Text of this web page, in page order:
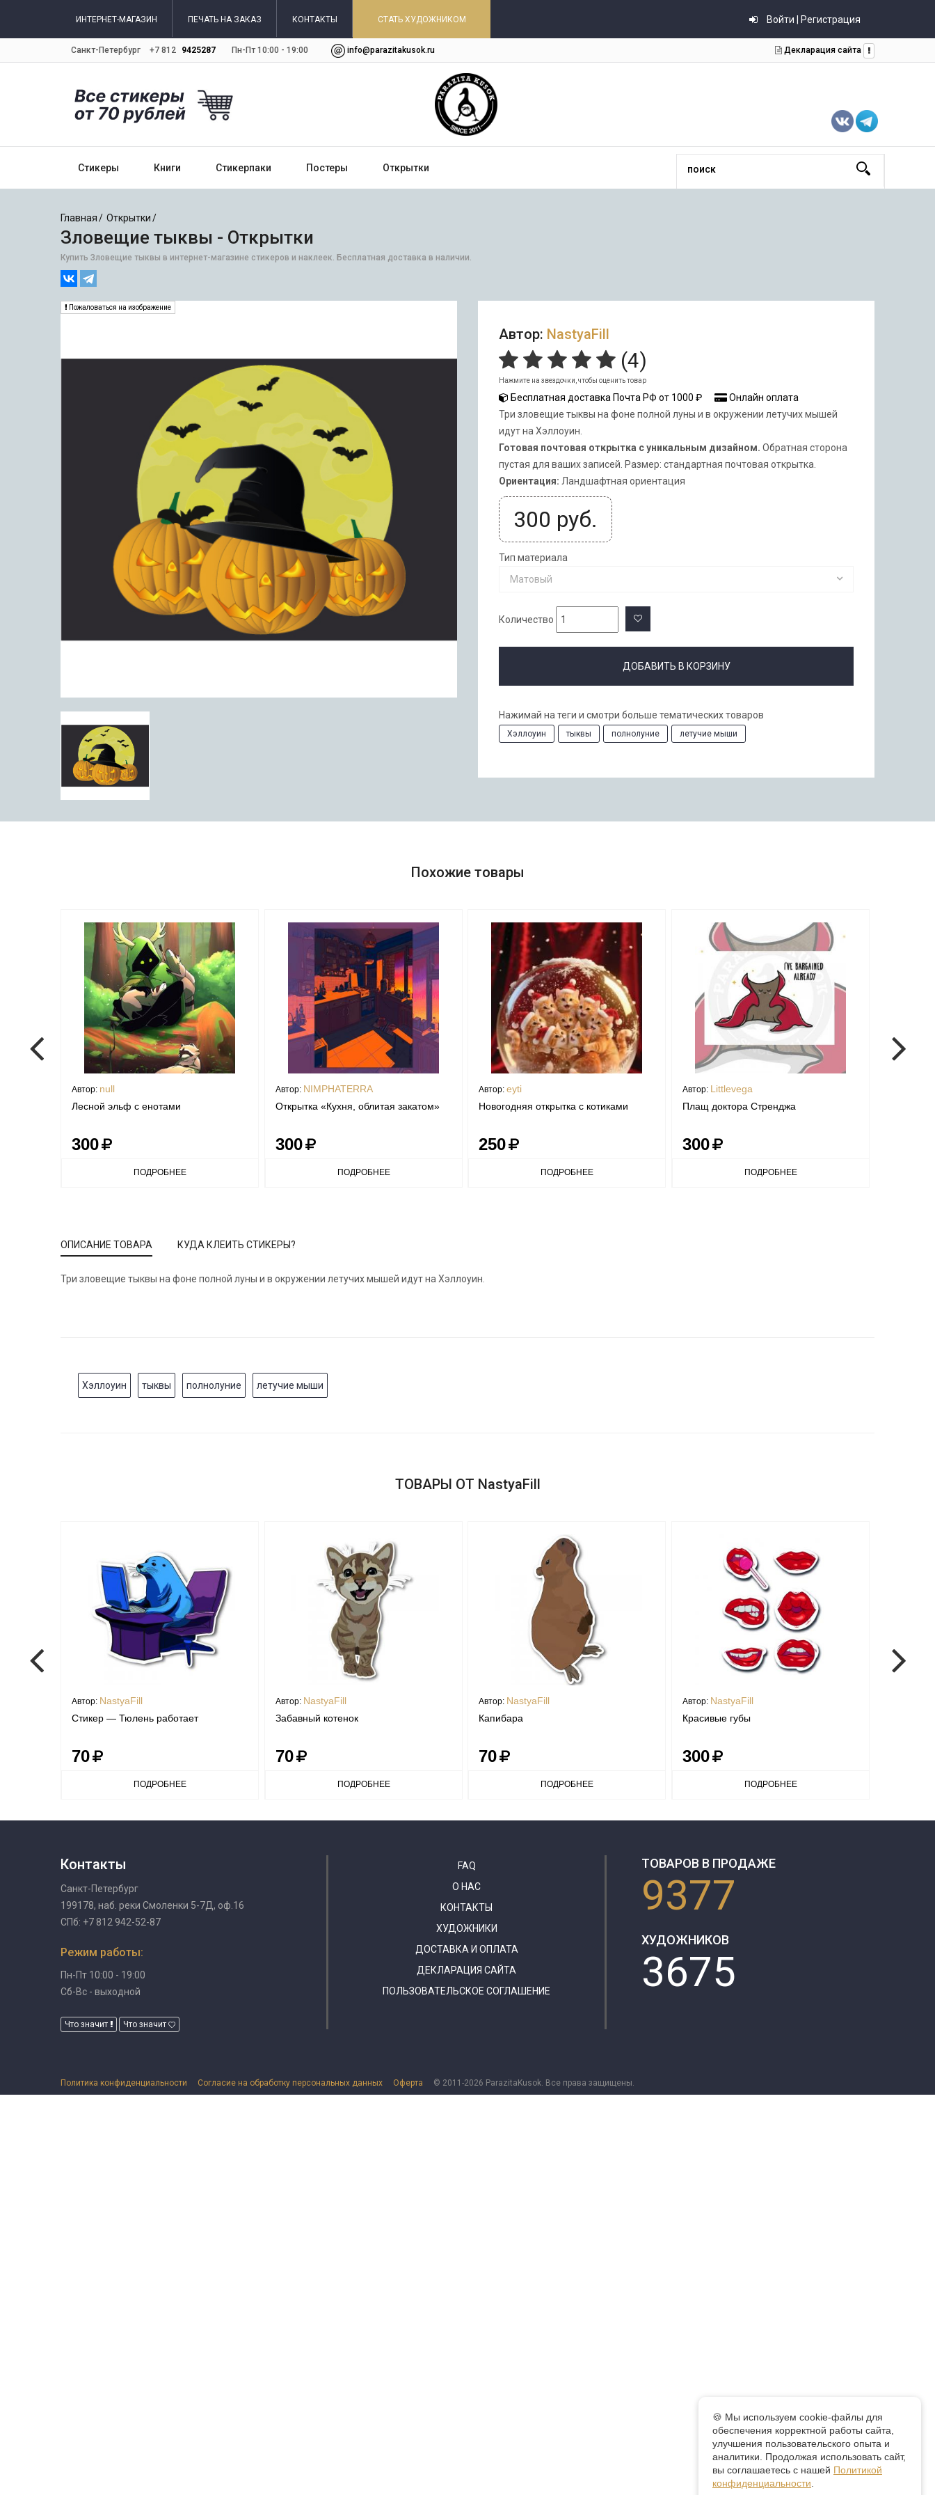
ИНТЕРНЕТ-МАГАЗИН ПЕЧАТЬ НА ЗАКАЗ КОНТАКТЫ СТАТЬ ХУДОЖНИКОМ Войти | Регистрация
Санкт-Петербург +7 812 9425287 Пн-Пт 10:00 - 19:00 info@parazitakusok.ru Декларация сайта
Стикеры Книги Стикерпаки Постеры Открытки
Главная Открытки
Зловещие тыквы - Открытки
Купить Зловещие тыквы в интернет-магазине стикеров и наклеек. Бесплатная доставка в наличии.
Пожаловаться на изображение
Автор: NastyaFill
(4)
Нажмите на звездочки, чтобы оценить товар
Бесплатная доставка Почта РФ от 1000 ₽
Онлайн оплата
Три зловещие тыквы на фоне полной луны и в окружении летучих мышей
идут на Хэллоуин.
Готовая почтовая открытка с уникальным дизайном. Обратная сторона
пустая для ваших записей. Размер: стандартная почтовая открытка.
Ориентация: Ландшафтная ориентация
300 руб.
Тип материала
Матовый
Количество
ДОБАВИТЬ В КОРЗИНУ
Нажимай на теги и смотри больше тематических товаров
Хэллоуин тыквы полнолуние летучие мыши
Похожие товары
Автор: null
Лесной эльф с енотами
300
ПОДРОБНЕЕ
Автор: NIMPHATERRA
Открытка «Кухня, облитая закатом»
300
ПОДРОБНЕЕ
Автор: eyti
Новогодняя открытка с котиками
250
ПОДРОБНЕЕ
Автор: Littlevega
Плащ доктора Стренджа
300
ПОДРОБНЕЕ
ОПИСАНИЕ ТОВАРА КУДА КЛЕИТЬ СТИКЕРЫ?
Три зловещие тыквы на фоне полной луны и в окружении летучих мышей идут на Хэллоуин.
Хэллоуин тыквы полнолуние летучие мыши
ТОВАРЫ ОТ NastyaFill
Автор: NastyaFill
Стикер — Тюлень работает
70
ПОДРОБНЕЕ
Автор: NastyaFill
Забавный котенок
70
ПОДРОБНЕЕ
Автор: NastyaFill
Капибара
70
ПОДРОБНЕЕ
Автор: NastyaFill
Красивые губы
300
ПОДРОБНЕЕ
Контакты
Санкт-Петербург
199178, наб. реки Смоленки 5-7Д, оф.16
СПб: +7 812 942-52-87
Режим работы:
Пн-Пт 10:00 - 19:00
Сб-Вс - выходной
Что значит Что значит
FAQ
О НАС
КОНТАКТЫ
ХУДОЖНИКИ
ДОСТАВКА И ОПЛАТА
ДЕКЛАРАЦИЯ САЙТА
ПОЛЬЗОВАТЕЛЬСКОЕ СОГЛАШЕНИЕ
ТОВАРОВ В ПРОДАЖЕ
9377
ХУДОЖНИКОВ
3675
🍪 Мы используем cookie-файлы для
обеспечения корректной работы сайта,
улучшения пользовательского опыта и
аналитики. Продолжая использовать сайт,
вы соглашаетесь с нашей Политикой
конфиденциальности
Политика конфиденциальности Согласие на обработку персональных данных Оферта © 2011-2026 ParazitaKusok. Все права защищены.